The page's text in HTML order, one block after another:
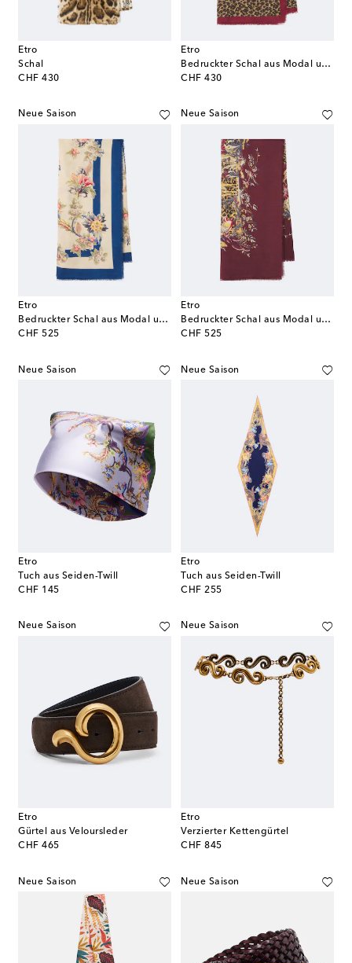
Etro
Schal
CHF 430
original price
Etro
Bedruckter Schal aus Modal und Cashmere
CHF 430
original price
Neue Saison
Etro
Bedruckter Schal aus Modal und Cashmere
CHF 525
original price
Neue Saison
Etro
Bedruckter Schal aus Modal und Cashmere
CHF 525
original price
Neue Saison
Etro
Tuch aus Seiden-Twill
CHF 145
original price
Neue Saison
Etro
Tuch aus Seiden-Twill
CHF 255
original price
Neue Saison
Etro
Gürtel aus Veloursleder
CHF 465
original price
Neue Saison
Etro
Verzierter Kettengürtel
CHF 845
original price
Neue Saison Neue Saison